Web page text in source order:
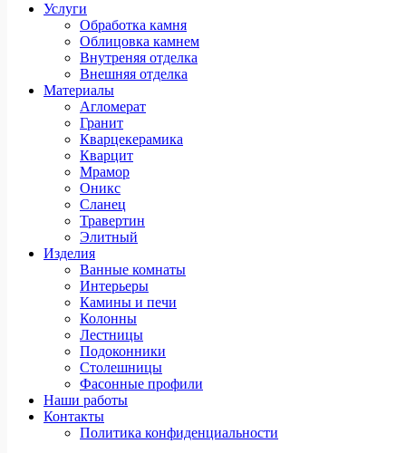
Услуги
Обработка камня
Облицовка камнем
Внутреняя отделка
Внешняя отделка
Материалы
Агломерат
Гранит
Кварцекерамика
Кварцит
Мрамор
Оникс
Сланец
Травертин
Элитный
Изделия
Ванные комнаты
Интерьеры
Камины и печи
Колонны
Лестницы
Подоконники
Столешницы
Фасонные профили
Наши работы
Контакты
Политика конфиденциальности